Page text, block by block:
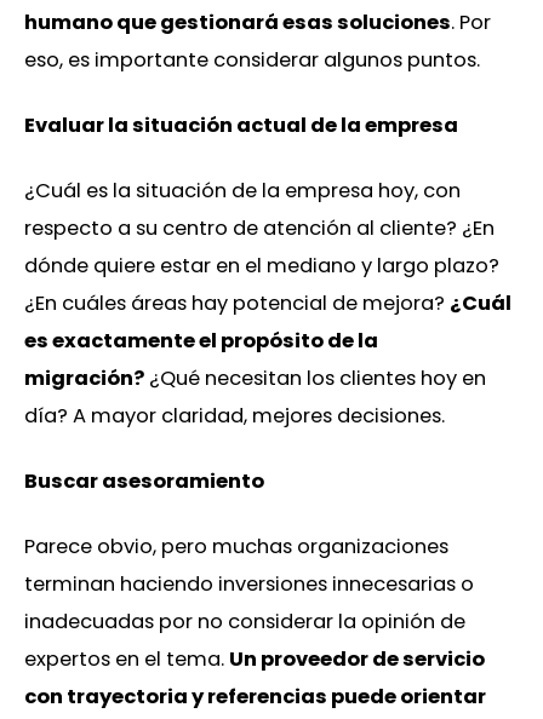
humano que gestionará esas soluciones. Por
eso, es importante considerar algunos puntos.
Evaluar la situación actual de la empresa
¿Cuál es la situación de la empresa hoy, con
respecto a su centro de atención al cliente? ¿En
dónde quiere estar en el mediano y largo plazo?
¿En cuáles áreas hay potencial de mejora? ¿Cuál
es exactamente el propósito de la
migración? ¿Qué necesitan los clientes hoy en
día? A mayor claridad, mejores decisiones.
Buscar asesoramiento
Parece obvio, pero muchas organizaciones
terminan haciendo inversiones innecesarias o
inadecuadas por no considerar la opinión de
expertos en el tema. Un proveedor de servicio
con trayectoria y referencias puede orientar